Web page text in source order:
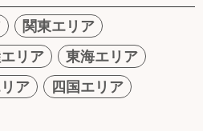
関東エリア
リア
東海エリア
ア
四国エリア